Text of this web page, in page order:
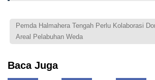
Pemda Halmahera Tengah Perlu Kolaborasi
Areal Pelabuhan Weda
Baca Juga